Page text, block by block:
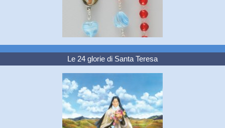
Le 24 glorie di Santa Teresa